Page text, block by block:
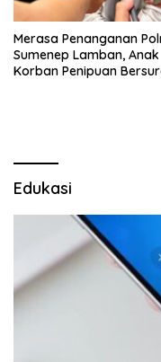
Merasa Penanganan
Sumenep Lamban, Anak
Korban Penipuan
Edukasi